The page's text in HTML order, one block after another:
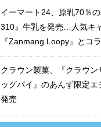
イーマート24、原乳70％
310』牛乳を発売…人気キ
『Zanmang Loopy』とコ
クラウン製菓、『クラウン
ッグパイ』のあんず限定エ
発売